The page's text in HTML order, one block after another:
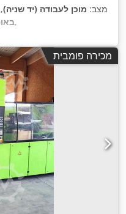
מצב: מוכן לעבודה (יד שניה)
,
מכירה פומבית